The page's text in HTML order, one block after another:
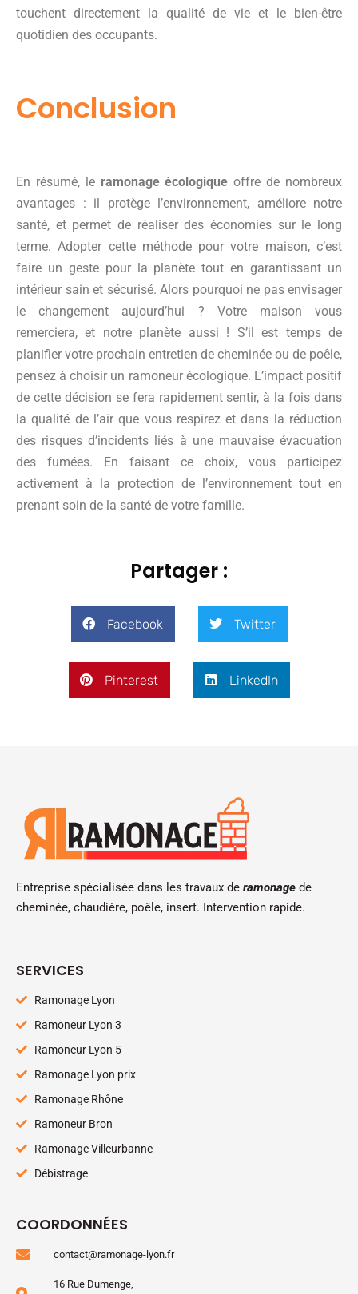
touchent directement la qualité de vie et le bien-être
quotidien des occupants.
Conclusion
En résumé, le ramonage écologique offre de nombreux
avantages : il protège l’environnement, améliore notre
santé, et permet de réaliser des économies sur le long
terme. Adopter cette méthode pour votre maison, c’est
faire un geste pour la planète tout en garantissant un
intérieur sain et sécurisé. Alors pourquoi ne pas envisager
le changement aujourd’hui ? Votre maison vous
remerciera, et notre planète aussi ! S’il est temps de
planifier votre prochain entretien de cheminée ou de poêle,
pensez à choisir un ramoneur écologique. L’impact positif
de cette décision se fera rapidement sentir, à la fois dans
la qualité de l’air que vous respirez et dans la réduction
des risques d’incidents liés à une mauvaise évacuation
des fumées. En faisant ce choix, vous participez
activement à la protection de l’environnement tout en
prenant soin de la santé de votre famille.
Partager :
Facebook Twitter
Pinterest LinkedIn
Entreprise spécialisée dans les travaux de ramonage de
cheminée, chaudière, poêle, insert. Intervention rapide.
SERVICES
Ramonage Lyon
Ramoneur Lyon 3
Ramoneur Lyon 5
Ramonage Lyon prix
Ramonage Rhône
Ramoneur Bron
Ramonage Villeurbanne
Débistrage
COORDONNÉES
contact@ramonage-lyon.fr
16 Rue Dumenge,